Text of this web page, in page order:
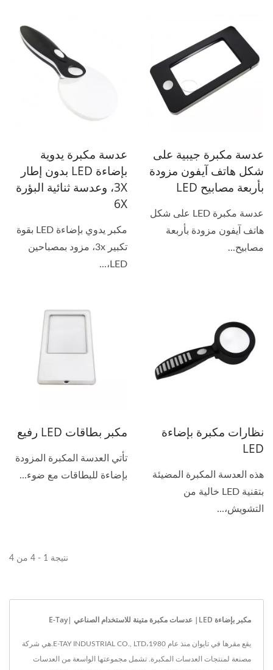
عدسة مكبرة جيبية على
شكل هاتف آيفون مزودة
بأربعة مصابيح LED
عدسة مكبرة LED على شكل
هاتف آيفون مزودة بأربعة
مصابيح...
عدسة مكبرة يدوية
بإضاءة LED بدون إطار
3X، وعدسة ثنائية البؤرة
6X
مكبر يدوي بإضاءة LED بقوة
تكبير 3x، مزود بمصباحين
LED،...
نظارات مكبرة بإضاءة
LED
هذه العدسة المكبرة المضيئة
بتقنية LED خالية من
التشويش،...
مكبر بطاقات LED رفيع
تأتي العدسة المكبرة المزودة
بإضاءة للبطاقات مع ضوء...
نتيجة 1 - 4 من 4
مكبر بإضاءة LED| عدسات مكبرة متينة للاستخدام الصناعي |E-Tay
يقع مقرها في تايوان منذ عام 1980،E-TAY INDUSTRIAL CO., LTD.هي شركة
مصنعة لمنتجات العدسات المكبرة. تشمل مجموعتها الواسعة من العدسات